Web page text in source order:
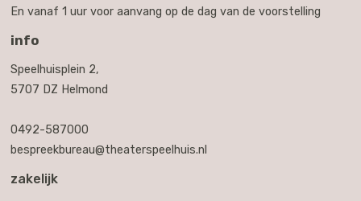
En vanaf 1 uur voor aanvang op de dag van de voorstelling
info
Speelhuisplein 2,
5707 DZ Helmond
0492-587000
bespreekbureau@theaterspeelhuis.nl
zakelijk